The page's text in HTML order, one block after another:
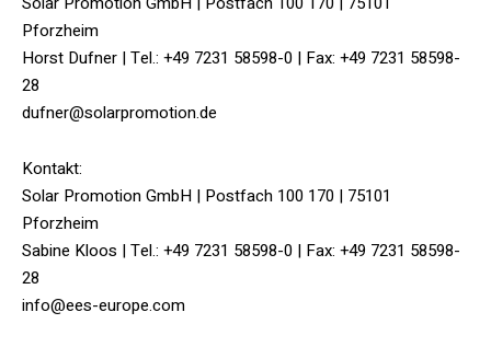
Pforzheim
Horst Dufner | Tel.: +49 7231 58598-0 | Fax: +49 7231 58598-
28
dufner@solarpromotion.de
Kontakt:
Solar Promotion GmbH | Postfach 100 170 | 75101
Pforzheim
Sabine Kloos | Tel.: +49 7231 58598-0 | Fax: +49 7231 58598-
28
info@ees-europe.com